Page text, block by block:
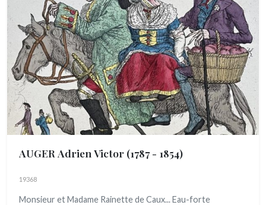
AUGER Adrien Victor (1787 - 1854)
19368
Monsieur et Madame Rainette de Caux... Eau-forte